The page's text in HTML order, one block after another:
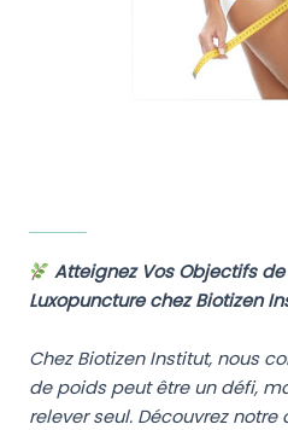
Atteignez Vos Objectifs
Luxopuncture chez Biotizen
Chez Biotizen Institut, nous
de poids peut être un défi,
relever seul. Découvrez